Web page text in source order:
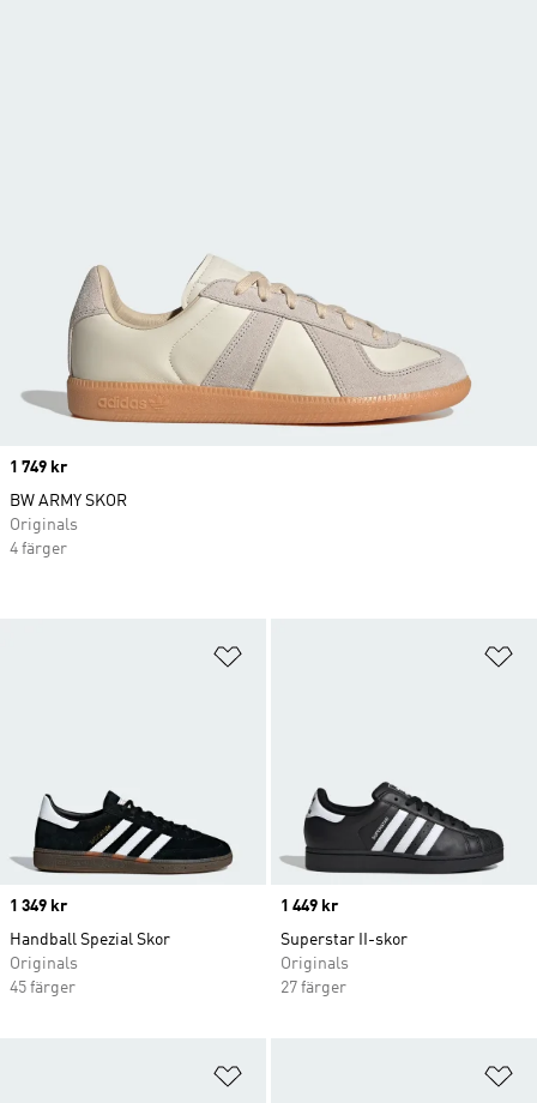
Price
1 349 kr
Handball Spezial Skor
Originals
45 färger
Price
1 449 kr
Superstar II-skor
Originals
27 färger
Price
1 749 kr
BW ARMY SKOR
Originals
4 färger